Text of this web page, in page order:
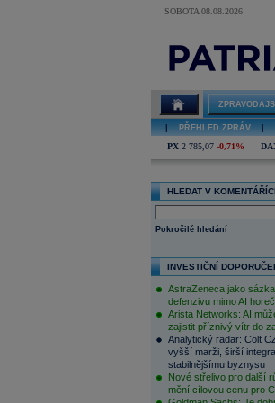
SOBOTA 08.08.2026
PŘEHLED ZPRÁV
PX 2 785,07 -0,71%
HLEDAT V
Pokročilé hledání
INVESTIČNÍ
AstraZeneca jako
defenzivu mimo AI
Arista Networks: AI
zajistit příznivý vítr do
Analytický radar: Colt
vyšší marži, širší
stabilnějšímu byznysu
Nové střelivo pro další
mění cílovou cenu pro